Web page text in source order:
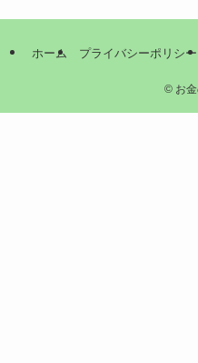
ホーム プライバシーポリシー
©お金